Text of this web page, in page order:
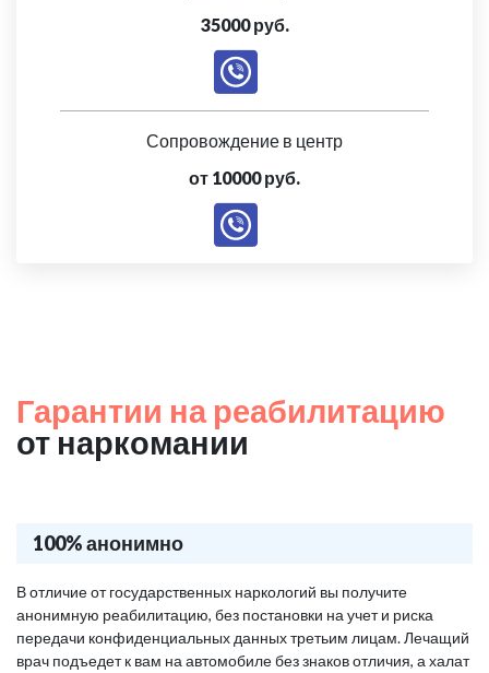
35000 руб.
Сопровождение в центр
от 10000 руб.
Гарантии на реабилитацию
от наркомании
100% анонимно
В отличие от государственных наркологий вы получите
анонимную реабилитацию, без постановки на учет и риска
передачи конфиденциальных данных третьим лицам. Лечащий
врач подъедет к вам на автомобиле без знаков отличия, а халат